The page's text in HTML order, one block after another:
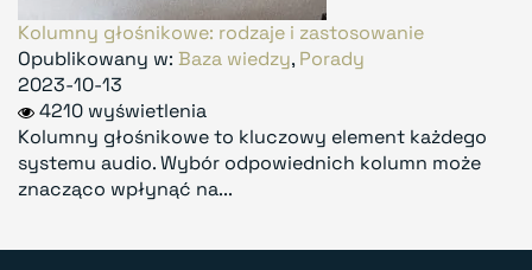
Kolumny głośnikowe: rodzaje i zastosowanie
Opublikowany w: Baza wiedzy, Porady
2023-10-13
4210 wyświetlenia
Kolumny głośnikowe to kluczowy element każdego
systemu audio. Wybór odpowiednich kolumn może
znacząco wpłynąć na...